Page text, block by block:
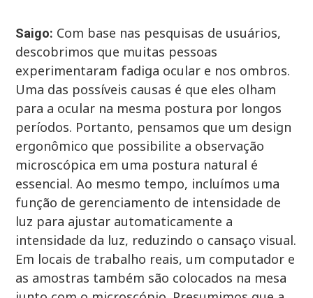
Saigo: Com base nas pesquisas de usuários,
descobrimos que muitas pessoas
experimentaram fadiga ocular e nos ombros.
Uma das possíveis causas é que eles olham
para a ocular na mesma postura por longos
períodos. Portanto, pensamos que um design
ergonômico que possibilite a observação
microscópica em uma postura natural é
essencial. Ao mesmo tempo, incluímos uma
função de gerenciamento de intensidade de
luz para ajustar automaticamente a
intensidade da luz, reduzindo o cansaço visual.
Em locais de trabalho reais, um computador e
as amostras também são colocados na mesa